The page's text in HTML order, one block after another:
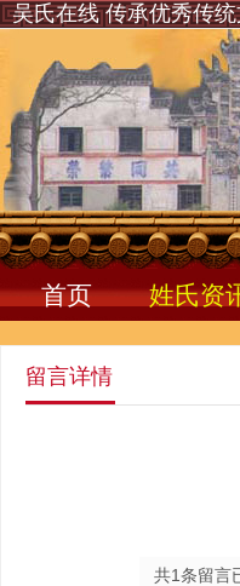
吴氏在线 传承优秀传
首页 姓氏资
留言详情
共1条留言